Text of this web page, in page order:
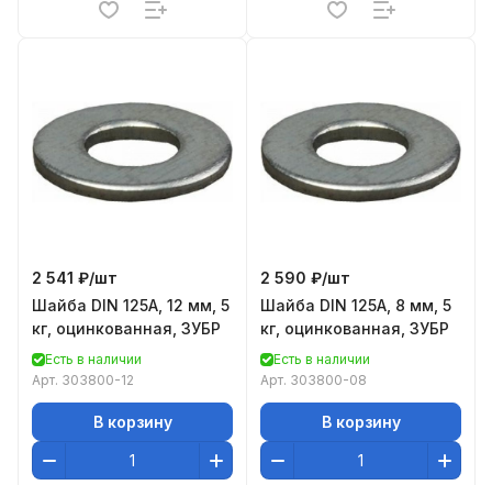
2 541 ₽/шт
Шайба DIN 125A, 12 мм, 5
кг, оцинкованная, ЗУБР
Есть в наличии
Арт. 303800-12
В корзину
2 590 ₽/шт
Шайба DIN 125A, 8 мм, 5
кг, оцинкованная, ЗУБР
Есть в наличии
Арт. 303800-08
В корзину